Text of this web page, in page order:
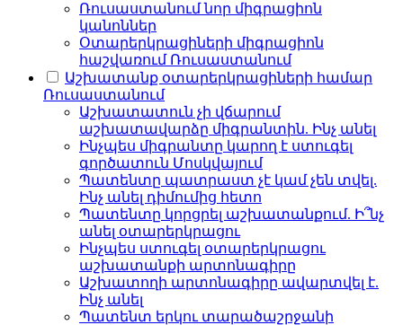
Ռուսաստանում նոր միգրացիոն
կանոններ
Օտարերկրացիների միգրացիոն
հաշվառում Ռուսաստանում
Աշխատանք օտարերկրացիների համար
Ռուսաստանում
Աշխատատուն չի վճարում
աշխատավարձը միգրանտին. Ինչ անել
Ինչպես միգրանտը կարող է ստուգել
գործատուն Մոսկվայում
Պատենտը պատրաստ չէ կամ չեն տվել.
Ինչ անել դիմումից հետո
Պատենտը կորցրել աշխատանքում. Ի՞նչ
անել օտարերկրացու
Ինչպես ստուգել օտարերկրացու
աշխատանքի արտոնագիրը
Աշխատողի արտոնագիրը ավարտվել է.
Ինչ անել
Պատենտ երկու տարածաշրջանի